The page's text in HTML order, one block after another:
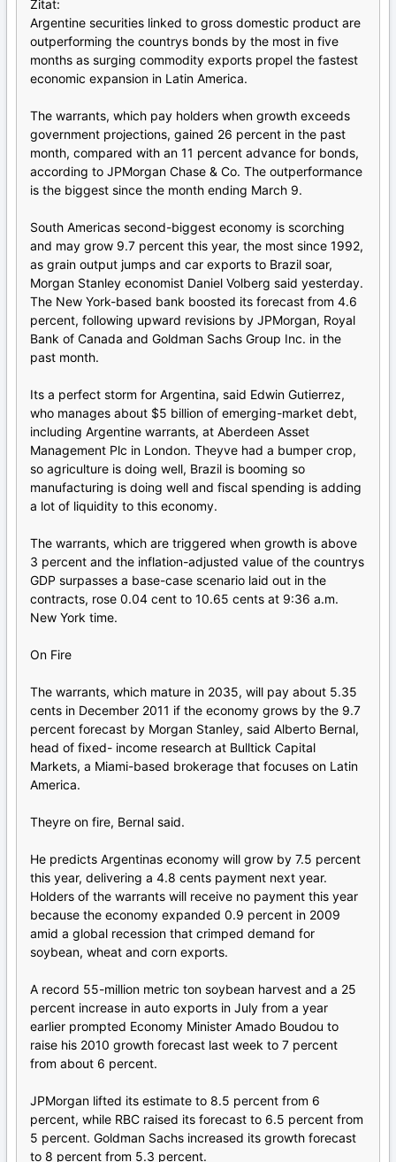
Zitat:
Argentine securities linked to gross domestic product are
outperforming the countrys bonds by the most in five
months as surging commodity exports propel the fastest
economic expansion in Latin America.
The warrants, which pay holders when growth exceeds
government projections, gained 26 percent in the past
month, compared with an 11 percent advance for bonds,
according to JPMorgan Chase & Co. The outperformance
is the biggest since the month ending March 9.
South Americas second-biggest economy is scorching
and may grow 9.7 percent this year, the most since 1992,
as grain output jumps and car exports to Brazil soar,
Morgan Stanley economist Daniel Volberg said yesterday.
The New York-based bank boosted its forecast from 4.6
percent, following upward revisions by JPMorgan, Royal
Bank of Canada and Goldman Sachs Group Inc. in the
past month.
Its a perfect storm for Argentina, said Edwin Gutierrez,
who manages about $5 billion of emerging-market debt,
including Argentine warrants, at Aberdeen Asset
Management Plc in London. Theyve had a bumper crop,
so agriculture is doing well, Brazil is booming so
manufacturing is doing well and fiscal spending is adding
a lot of liquidity to this economy.
The warrants, which are triggered when growth is above
3 percent and the inflation-adjusted value of the countrys
GDP surpasses a base-case scenario laid out in the
contracts, rose 0.04 cent to 10.65 cents at 9:36 a.m.
New York time.
On Fire
The warrants, which mature in 2035, will pay about 5.35
cents in December 2011 if the economy grows by the 9.7
percent forecast by Morgan Stanley, said Alberto Bernal,
head of fixed- income research at Bulltick Capital
Markets, a Miami-based brokerage that focuses on Latin
America.
Theyre on fire, Bernal said.
He predicts Argentinas economy will grow by 7.5 percent
this year, delivering a 4.8 cents payment next year.
Holders of the warrants will receive no payment this year
because the economy expanded 0.9 percent in 2009
amid a global recession that crimped demand for
soybean, wheat and corn exports.
A record 55-million metric ton soybean harvest and a 25
percent increase in auto exports in July from a year
earlier prompted Economy Minister Amado Boudou to
raise his 2010 growth forecast last week to 7 percent
from about 6 percent.
JPMorgan lifted its estimate to 8.5 percent from 6
percent, while RBC raised its forecast to 6.5 percent from
5 percent. Goldman Sachs increased its growth forecast
to 8 percent from 5.3 percent.